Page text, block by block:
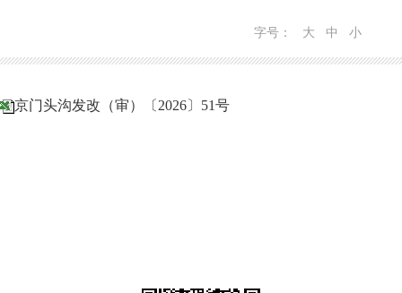
字号： 大 中 小
京门头沟发改（审）〔2026〕51号